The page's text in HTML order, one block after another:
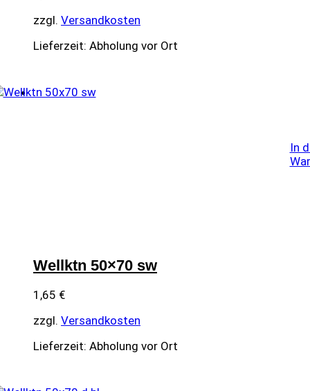
zzgl. Versandkosten
Lieferzeit: Abholung vor Ort
In
Wellktn 50×70 sw
1,65 €
zzgl. Versandkosten
Lieferzeit: Abholung vor Ort